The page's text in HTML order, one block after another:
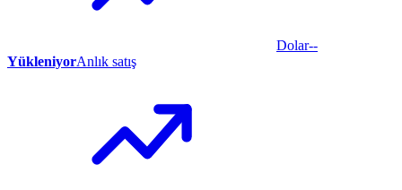
Dolar--
YükleniyorAnlık satış